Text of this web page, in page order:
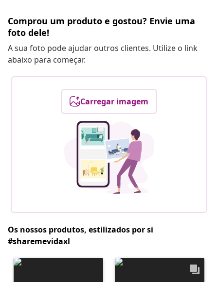
Comprou um produto e gostou? Envie uma
foto dele!
A sua foto pode ajudar outros clientes. Utilize o link
abaixo para começar.
Carregar imagem
Os nossos produtos, estilizados por si
#sharemevidaxl